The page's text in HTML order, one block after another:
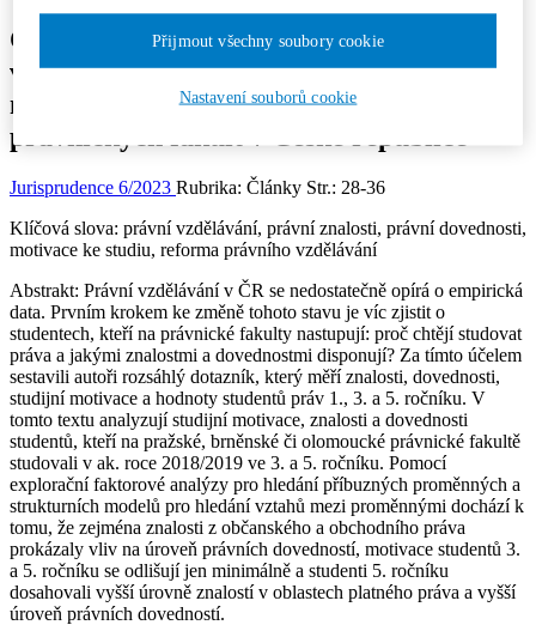
Co znají a dokáží studenti práv a proč
vlastně práva studují? Empirický pohled
na studenty třetího a pátého ročníku tří
právnických fakult v České republice
Jurisprudence 6/2023 Rubrika: Články Str.: 28-36
Klíčová slova: právní vzdělávání, právní znalosti, právní dovednosti,
motivace ke studiu, reforma právního vzdělávání
Abstrakt: Právní vzdělávání v ČR se nedostatečně opírá o empirická
data. Prvním krokem ke změně tohoto stavu je víc zjistit o
studentech, kteří na právnické fakulty nastupují: proč chtějí studovat
práva a jakými znalostmi a dovednostmi disponují? Za tímto účelem
sestavili autoři rozsáhlý dotazník, který měří znalosti, dovednosti,
studijní motivace a hodnoty studentů práv 1., 3. a 5. ročníku. V
tomto textu analyzují studijní motivace, znalosti a dovednosti
studentů, kteří na pražské, brněnské či olomoucké právnické fakultě
studovali v ak. roce 2018/2019 ve 3. a 5. ročníku. Pomocí
explorační faktorové analýzy pro hledání příbuzných proměnných a
strukturních modelů pro hledání vztahů mezi proměnnými dochází k
tomu, že zejména znalosti z občanského a obchodního práva
prokázaly vliv na úroveň právních dovedností, motivace studentů 3.
a 5. ročníku se odlišují jen minimálně a studenti 5. ročníku
dosahovali vyšší úrovně znalostí v oblastech platného práva a vyšší
úroveň právních dovedností.
Nastavení souborů cookie
Přijmout všechny soubory cookie